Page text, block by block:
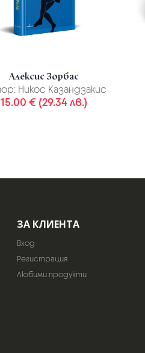
Алексис Зорбас
Никос Казандзакис
15.00 € (29.34 лв.)
ЗА КЛИЕНТА
Вход
Регистрация
Любими продукти